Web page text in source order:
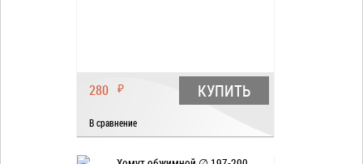
280 ₽ КУПИТЬ
В сравнение